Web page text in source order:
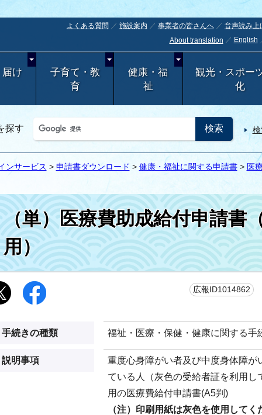
よくある質問 施設案内 事業者の皆さんへ 音声読み上
About translation
English
け
子育て・教
育
健康・福
祉
観光・スポー
化
探す
ンサービス > 申請書ダウンロード > 健康・福祉に関する申請書> 医
（単）医療費助成給付申請書
用）
広報ID1014862
手続きの種類 福祉・医療・保健・健康に関する手
説明事項
重度心身障がい者及び中度身体障が
ている人（灰色の受給者証を利用し
用の医療費給付申請書(A5判)
（注）印刷用紙は灰色を使用してく